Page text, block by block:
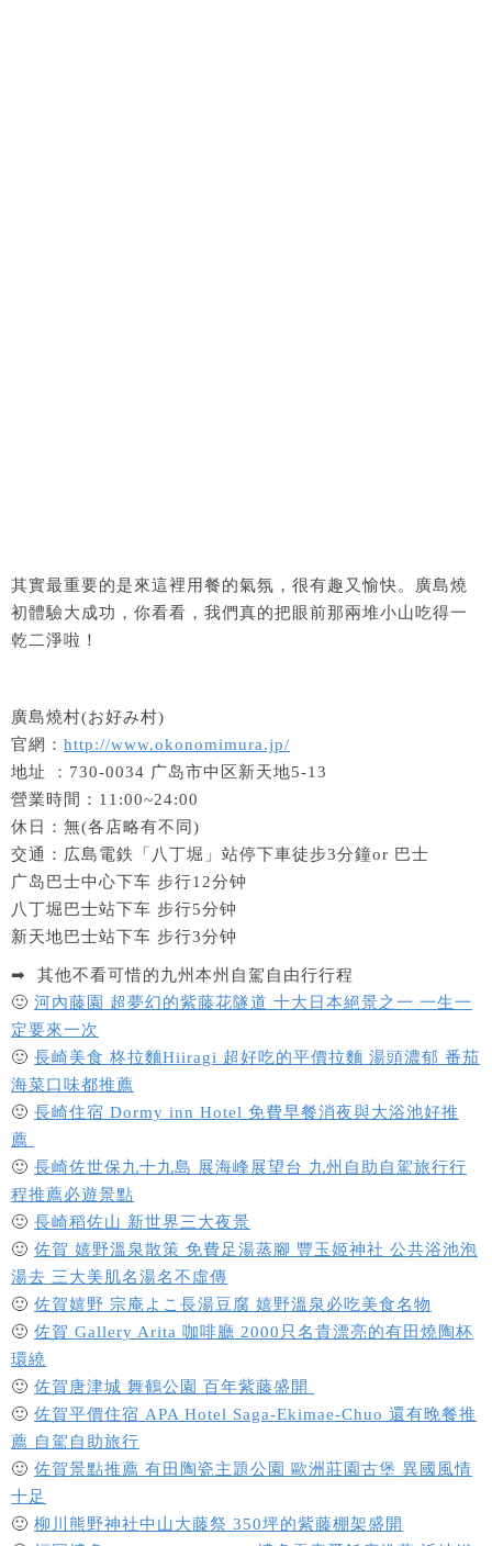
其實最重要的是來這裡用餐的氣氛，很有趣又愉快。廣島燒
初體驗大成功，你看看，我們真的把眼前那兩堆小山吃得一
乾二淨啦！
廣島燒村(お好み村)
官網： http://www.okonomimura.jp/
地址 ：730-0034 广岛市中区新天地5-13
營業時間：11:00~24:00
休日：無(各店略有不同)
交通：広島電鉄「八丁堀」站停下車徒步3分鐘or 巴士
广岛巴士中心下车 步行12分钟
八丁堀巴士站下车 步行5分钟
新天地巴士站下车 步行3分钟
➡ 其他不看可惜的九州本州自駕自由行行程
🙂 河內藤園 超夢幻的紫藤花隧道 十大日本絕景之一 一生一
定要來一次
🙂 長崎美食 柊拉麵Hiiragi 超好吃的平價拉麵 湯頭濃郁 番茄
海菜口味都推薦
🙂 長崎住宿 Dormy inn Hotel 免費早餐消夜與大浴池好推
薦
🙂 長崎佐世保九十九島 展海峰展望台 九州自助自駕旅行行
程推薦必遊景點
🙂 長崎稻佐山 新世界三大夜景
🙂 佐賀 嬉野溫泉散策 免費足湯蒸腳 豐玉姬神社 公共浴池泡
湯去 三大美肌名湯名不虛傳
🙂 佐賀嬉野 宗庵よこ長湯豆腐 嬉野溫泉必吃美食名物
🙂 佐賀 Gallery Arita 咖啡廳 2000只名貴漂亮的有田燒陶杯
環繞
🙂 佐賀唐津城 舞鶴公園 百年紫藤盛開
🙂 佐賀平價住宿 APA Hotel Saga-Ekimae-Chuo 還有晚餐推
薦 自駕自助旅行
🙂 佐賀景點推薦 有田陶瓷主題公園 歐洲莊園古堡 異國風情
十足
🙂 柳川熊野神社中山大藤祭 350坪的紫藤棚架盛開